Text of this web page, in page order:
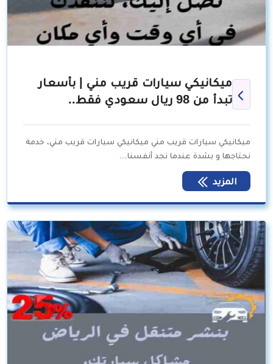
ميكانيكي سيارات قريب مني | بأسعار
تبدأ من 98 ريال سعودي فقط..
ميكانيكي سيارات قريب مني ميكانيكي سيارات قريب مني، خدمة
نحتاجها و بشدة عندما نجد أنفسنا…
المزيد